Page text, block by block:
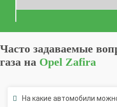
Часто задаваемые
газа наOpel Zafira